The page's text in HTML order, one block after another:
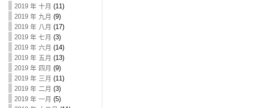
2019 年 十月 (11)
2019 年 九月 (9)
2019 年 八月 (17)
2019 年 七月 (3)
2019 年 六月 (14)
2019 年 五月 (13)
2019 年 四月 (9)
2019 年 三月 (11)
2019 年 二月 (3)
2019 年 一月 (5)